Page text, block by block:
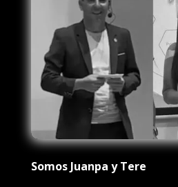
Somos Juanpa y Tere